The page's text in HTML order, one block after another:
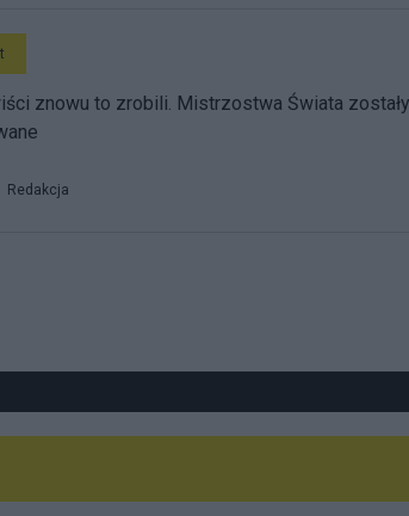
znowu to zrobili. Mistrzostwa Świata zostały
Redakcja